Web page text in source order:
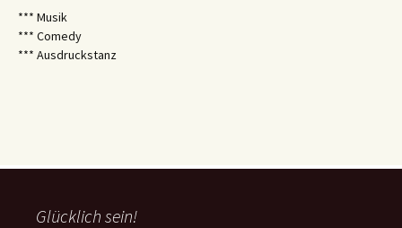
*** Musik
*** Comedy
*** Ausdruckstanz
Glücklich sein!